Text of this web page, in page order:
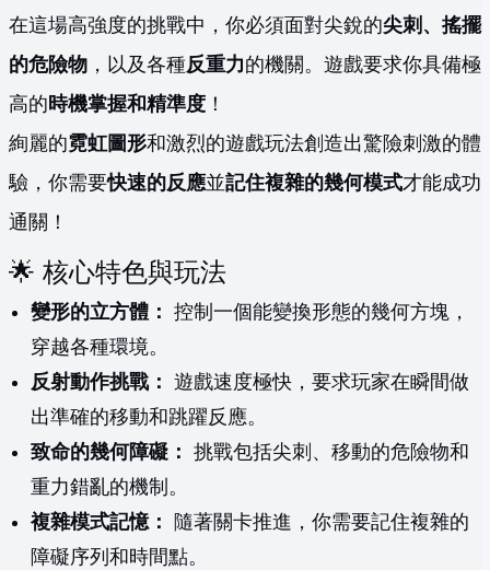
在這場高強度的挑戰中，你必須面對尖銳的尖刺、搖擺
的危險物 ，以及各種反重力的機關。遊戲要求你具備極
高的時機掌握和精準度 ！
絢麗的霓虹圖形和激烈的遊戲玩法創造出驚險刺激的體
驗，你需要快速的反應並記住複雜的幾何模式才能成功
通關！
🌟 核心特色與玩法
變形的立方體： 控制一個能變換形態的幾何方塊，
穿越各種環境。
反射動作挑戰： 遊戲速度極快，要求玩家在瞬間做
出準確的移動和跳躍反應。
致命的幾何障礙： 挑戰包括尖刺、移動的危險物和
重力錯亂的機制。
複雜模式記憶：
隨著關卡推進，你需要記住複雜的
障礙序列和時間點。